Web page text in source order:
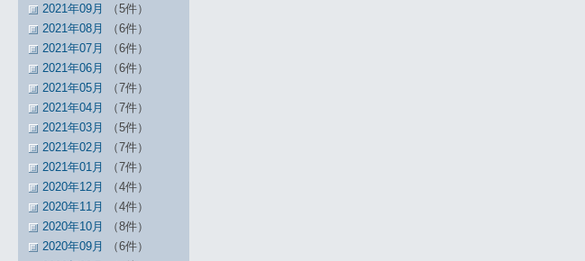
2021年09月
（5件）
2021年08月
（6件）
2021年07月
（6件）
2021年06月
（6件）
2021年05月
（7件）
2021年04月
（7件）
2021年03月
（5件）
2021年02月
（7件）
2021年01月
（7件）
2020年12月
（4件）
2020年11月
（4件）
2020年10月
（8件）
2020年09月
（6件）